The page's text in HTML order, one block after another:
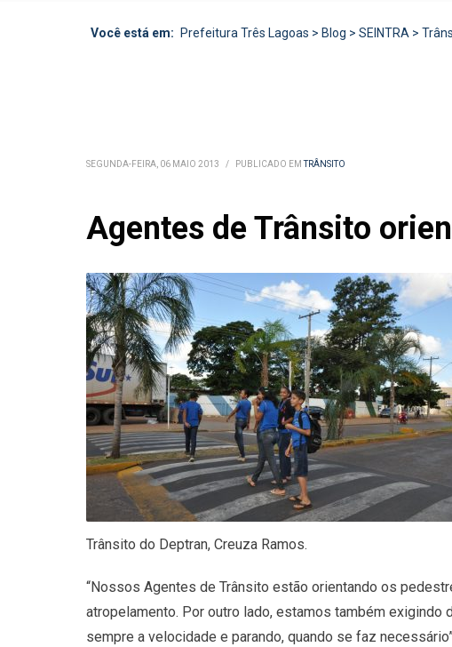
Você está em: Prefeitura Três Lagoas > Blog > SEINTRA >
SEGUNDA-FEIRA, 06 MAIO 2013 / PUBLICADO EM TRÂNSITO
Agentes de Trânsito
Trânsito do Deptran, Creuza Ramos.
“Nossos Agentes de Trânsito estão orientando os
atropelamento. Por outro lado, estamos também
sempre a velocidade e parando, quando se faz